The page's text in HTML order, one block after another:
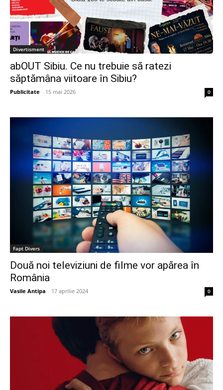
Divertisment
abOUT Sibiu. Ce nu trebuie să ratezi
săptămâna viitoare în Sibiu?
Publicitate - 15 mai 2026 0
Fapt Divers
Două noi televiziuni de filme vor apărea în
România
Vasile Antipa - 17 aprilie 2024 0